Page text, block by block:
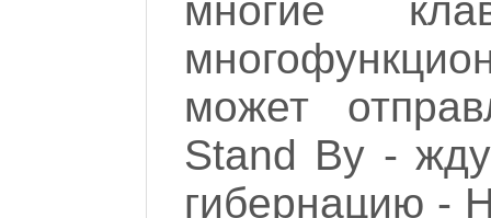
многие
может
Stand By -
гибернацию -